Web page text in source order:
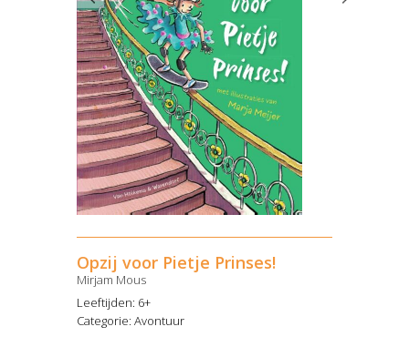
Opzij voor Pietje Prinses!
Mirjam Mous
Leeftijden: 6+
Categorie: Avontuur